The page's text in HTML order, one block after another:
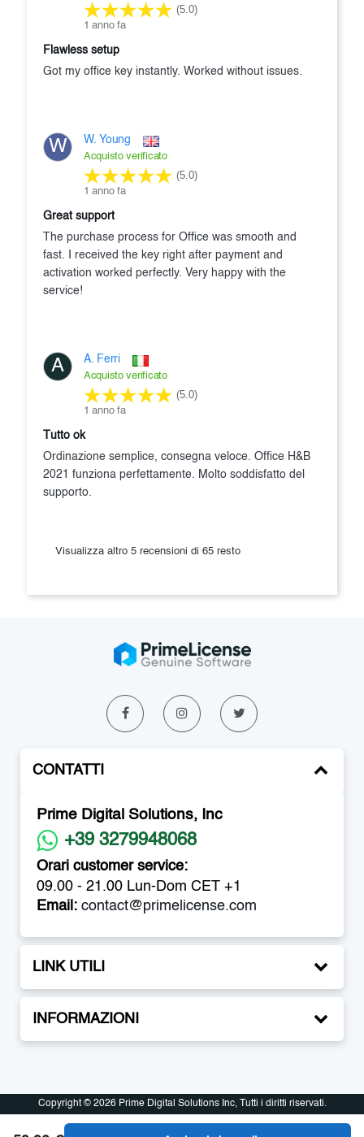
(5.0)
1 anno fa
Flawless setup
Got my office key instantly. Worked without issues.
W W. Young
Acquisto verificato
(5.0)
1 anno fa
Great support
The purchase process for Office was smooth and
fast. I received the key right after payment and
activation worked perfectly. Very happy with the
service!
A A. Ferri
Acquisto verificato
(5.0)
1 anno fa
Tutto ok
Ordinazione semplice, consegna veloce. Office H&B
2021 funziona perfettamente. Molto soddisfatto del
supporto.
Visualizza altro 5 recensioni di 65 resto
CONTATTI
Prime Digital Solutions, Inc
+39 3279948068
Orari customer service:
09.00 - 21.00 Lun-Dom CET +1
Email: contact@primelicense.com
LINK UTILI
INFORMAZIONI
Copyright © 2026 Prime Digital Solutions Inc, Tutti i diritti riservati.
Copyright © 2026 Prime Digital Solutions Inc, Tutti i diritti riservati.